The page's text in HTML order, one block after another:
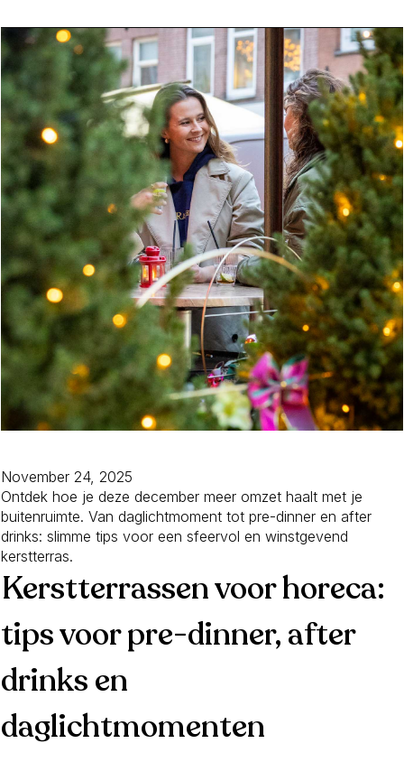
November 24, 2025
Ontdek hoe je deze december meer omzet haalt met je
buitenruimte. Van daglichtmoment tot pre-dinner en after
drinks: slimme tips voor een sfeervol en winstgevend
kerstterras.
Kerstterrassen voor horeca:
tips voor pre-dinner, after
drinks en
daglichtmomenten